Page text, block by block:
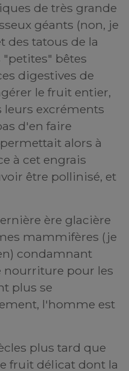
de très grande
géants (non, je
des tatous de la
"petites" bêtes
digestives de
le fruit entier,
leurs excréments
d'en faire
alors à
à cet engrais
être pollinisé, et
ère glacière
mammifères (je
condamnant
nourriture pour les
plus se
l'homme est
plus tard que
fruit délicat dont la